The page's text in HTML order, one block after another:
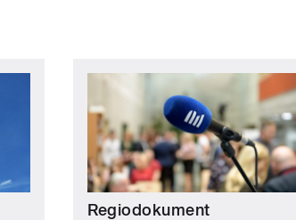
Regiodokument